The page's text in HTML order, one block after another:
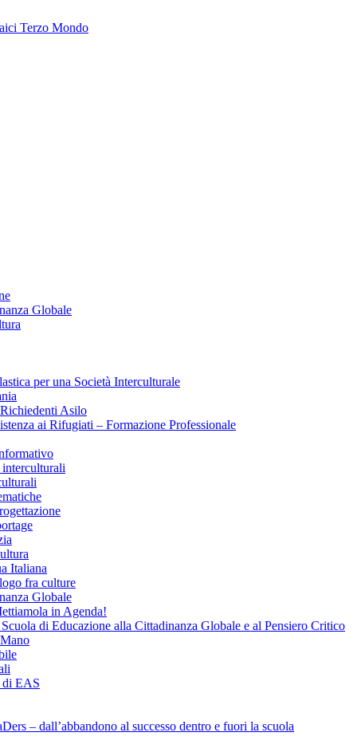
Globale
per una Società Interculturale
Asilo
ai Rifugiati – Formazione Professionale
Italiana
fra culture
Globale
in Agenda!
di Educazione alla Cittadinanza Globale e al Pensiero Critico
di EAS
– dall’abbandono al successo dentro e fuori la scuola